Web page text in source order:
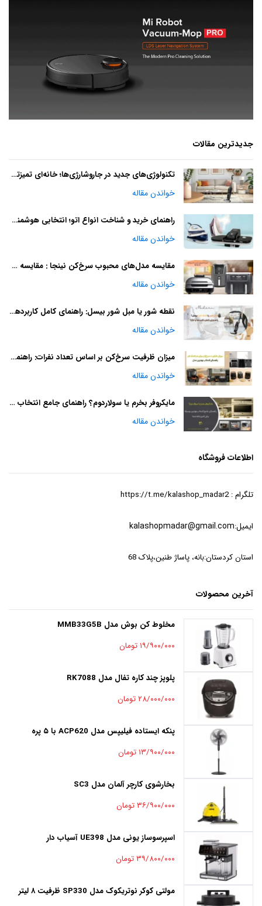
جدیدترین مقالات
تکنولوژی‌های جدید در جاروشارژی‌ها؛ خانه‌ای تمیزتر با آینده‌ای هوشمند
خواندن مقاله
راهنمای خرید و شناخت انواع اتو؛ انتخابی هوشمندانه
خواندن مقاله
مقایسه مدل‌های محبوب سرخ‌کن نینجا : مقایسه و راهنمای خرید
خواندن مقاله
نقطه شور یا مبل شور بیسل: راهنمای کامل کاربردها و مزایا
خواندن مقاله
میزان ظرفیت سرخ‌کن بر اساس تعداد نفرات: راهنمای انتخاب بهترین مدل
خواندن مقاله
مایکروفر بخرم یا سولاردوم؟ راهنمای جامع انتخاب بهترین وسیله برای آشپزخانه شما
خواندن مقاله
اطلاعات فروشگاه
تلگرام : https://t.me/kalashop_madar2
ایمیل:kalashopmadar@gmail.com
استان کردستان:بانه، پاساژ طنین،پلاک 68
آخرین محصولات
مخلوط کن بوش مدل MMB33G5B
۱۹/۹۰۰/۰۰۰ تومان
پلوپز چند کاره تفال مدل RK7088
۲۸/۰۰۰/۰۰۰ تومان
پنکه ایستاده فیلیپس مدل ACP620 با ۵ پره
۱۳/۹۰۰/۰۰۰ تومان
بخارشوی کارچر آلمان مدل SC3
۳۶/۹۰۰/۰۰۰ تومان
اسپرسوساز یونی مدل UE398 آسیاب دار
۳۹/۸۰۰/۰۰۰ تومان
مولتی کوکر نوتریکوک مدل SP330 ظرفیت ۸ لیتر